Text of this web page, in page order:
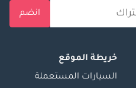
انضم
خريطة الموقع
السيارات المستعملة